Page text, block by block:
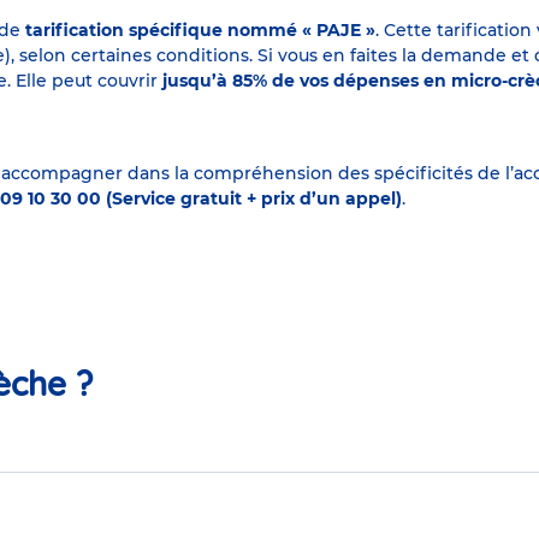
tarification spécifique nommé « PAJE ». Cette
selon certaines conditions. Si vous en faites la demande
Elle peut couvrir jusqu’à 85% de vos dépenses en micro-
dans la compréhension des spécificités de
10 30 00 (Service gratuit + prix d’un appel).
?